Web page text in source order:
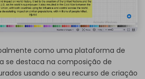
como uma plataforma de
se destaca na composição de
usando o seu recurso de criação